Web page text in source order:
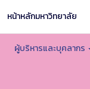
หน้าหลักมหาวิทยาลัย
ผู้บริหารและบุคลากร